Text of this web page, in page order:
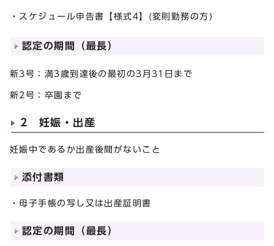
・スケジュール申告書【様式4】(変則勤務の方)
認定の期間（最長）
新3号：満3歳到達後の最初の3月31日まで
新2号：卒園まで
2 妊娠・出産
妊娠中であるか出産後間がないこと
添付書類
・母子手帳の写し又は出産証明書
認定の期間（最長）